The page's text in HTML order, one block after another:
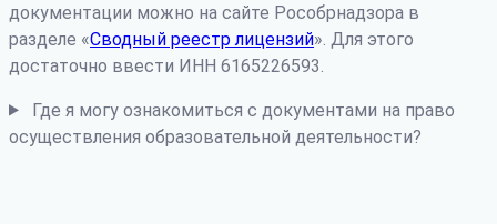
документации можно на сайте Рособрнадзора в
разделе «Сводный реестр лицензий». Для этого
достаточно ввести ИНН 6165226593.
Где я могу ознакомиться с документами на право
осуществления образовательной деятельности?